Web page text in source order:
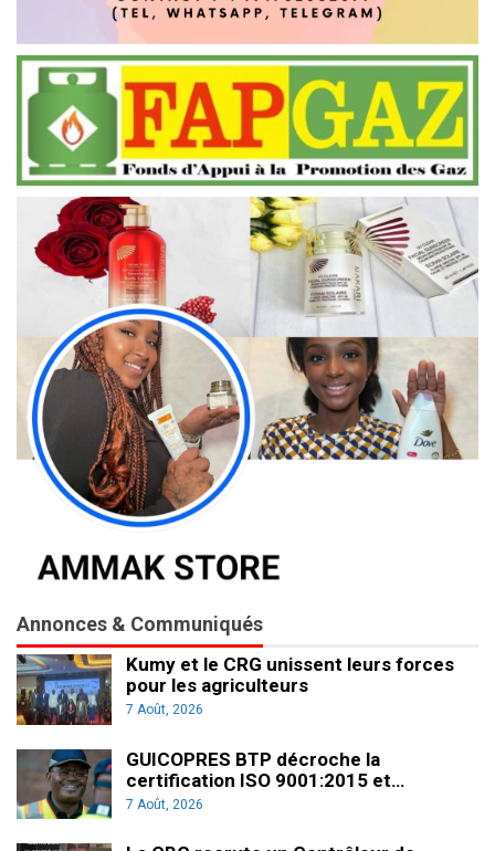
Annonces & Communiqués
Kumy et le CRG unissent leurs forces
pour les agriculteurs
7 Août, 2026
GUICOPRES BTP décroche la
certification ISO 9001:2015 et…
7 Août, 2026